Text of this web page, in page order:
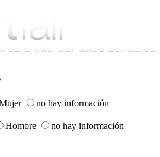
no hay información
Hombre
no hay información